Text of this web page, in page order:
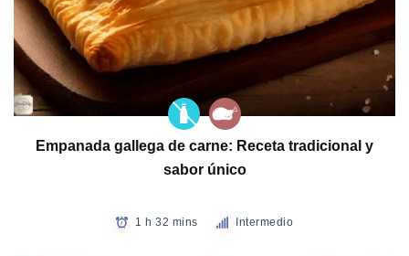
Empanada gallega de carne: Receta tradicional y
sabor único
1 h 32 mins Intermedio